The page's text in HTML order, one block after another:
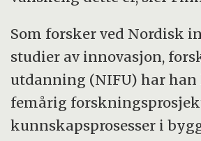
Som forsker ved Nordisk
studier av innovasjon,
utdanning (NIFU) har han
femårig
kunnskapsprosesser i